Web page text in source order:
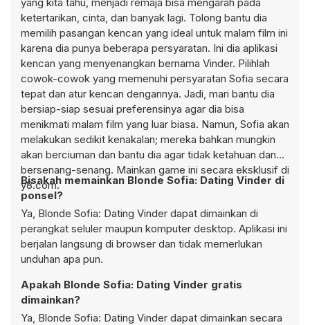
ketertarikan, cinta, dan banyak lagi. Tolong bantu dia
memilih pasangan kencan yang ideal untuk malam film ini
karena dia punya beberapa persyaratan. Ini dia aplikasi
kencan yang menyenangkan bernama Vinder. Pilihlah
cowok-cowok yang memenuhi persyaratan Sofia secara
tepat dan atur kencan dengannya. Jadi, mari bantu dia
bersiap-siap sesuai preferensinya agar dia bisa
menikmati malam film yang luar biasa. Namun, Sofia akan
melakukan sedikit kenakalan; mereka bahkan mungkin
akan berciuman dan bantu dia agar tidak ketahuan dan
bersenang-senang. Mainkan game ini secara eksklusif di
y8.com.
Bisakah memainkan Blonde Sofia: Dating Vinder di
ponsel?
Ya, Blonde Sofia: Dating Vinder dapat dimainkan di
perangkat seluler maupun komputer desktop. Aplikasi ini
berjalan langsung di browser dan tidak memerlukan
unduhan apa pun.
Apakah Blonde Sofia: Dating Vinder gratis
dimainkan?
Ya, Blonde Sofia: Dating Vinder dapat dimainkan secara